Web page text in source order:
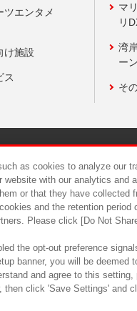
ツエンタメ
け施設
ス
マ
リ
湾
ー
そ
食品のご
as cookies to analyze our
website with our analytics and
or that they have
and the retention
Please click [Do Not
the opt-out preference
banner, you will be
and agree to this
click 'Save Settings' and